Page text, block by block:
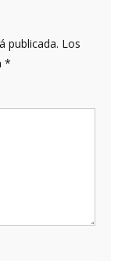
publicada. Los
*